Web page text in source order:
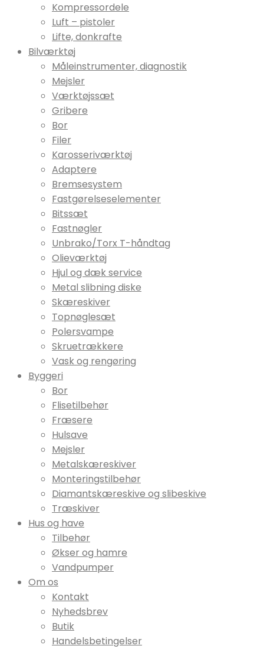
Kompressordele
Luft – pistoler
Lifte, donkrafte
Bilværktøj
Måleinstrumenter, diagnostik
Mejsler
Værktøjssæt
Gribere
Bor
Filer
Karosseriværktøj
Adaptere
Bremsesystem
Fastgørelseselementer
Bitssæt
Fastnøgler
Unbrako/Torx T-håndtag
Olieværktøj
Hjul og dæk service
Metal slibning diske
Skæreskiver
Topnøglesæt
Polersvampe
Skruetrækkere
Vask og rengøring
Byggeri
Bor
Flisetilbehør
Fræsere
Hulsave
Mejsler
Metalskæreskiver
Monteringstilbehør
Diamantskæreskive og slibeskive
Træskiver
Hus og have
Tilbehør
Økser og hamre
Vandpumper
Om os
Kontakt
Nyhedsbrev
Butik
Handelsbetingelser